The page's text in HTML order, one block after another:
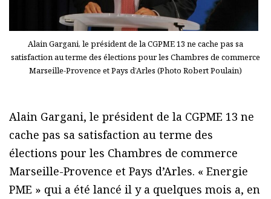
Alain Gargani, le président de la CGPME 13 ne cache pas sa
satisfaction au terme des élections pour les Chambres de commerce
Marseille-Provence et Pays d’Arles (Photo Robert Poulain)
Alain Gargani, le président de la CGPME 13 ne
cache pas sa satisfaction au terme des
élections pour les Chambres de commerce
Marseille-Provence et Pays d’Arles. « Energie
PME » qui a été lancé il y a quelques mois a, en